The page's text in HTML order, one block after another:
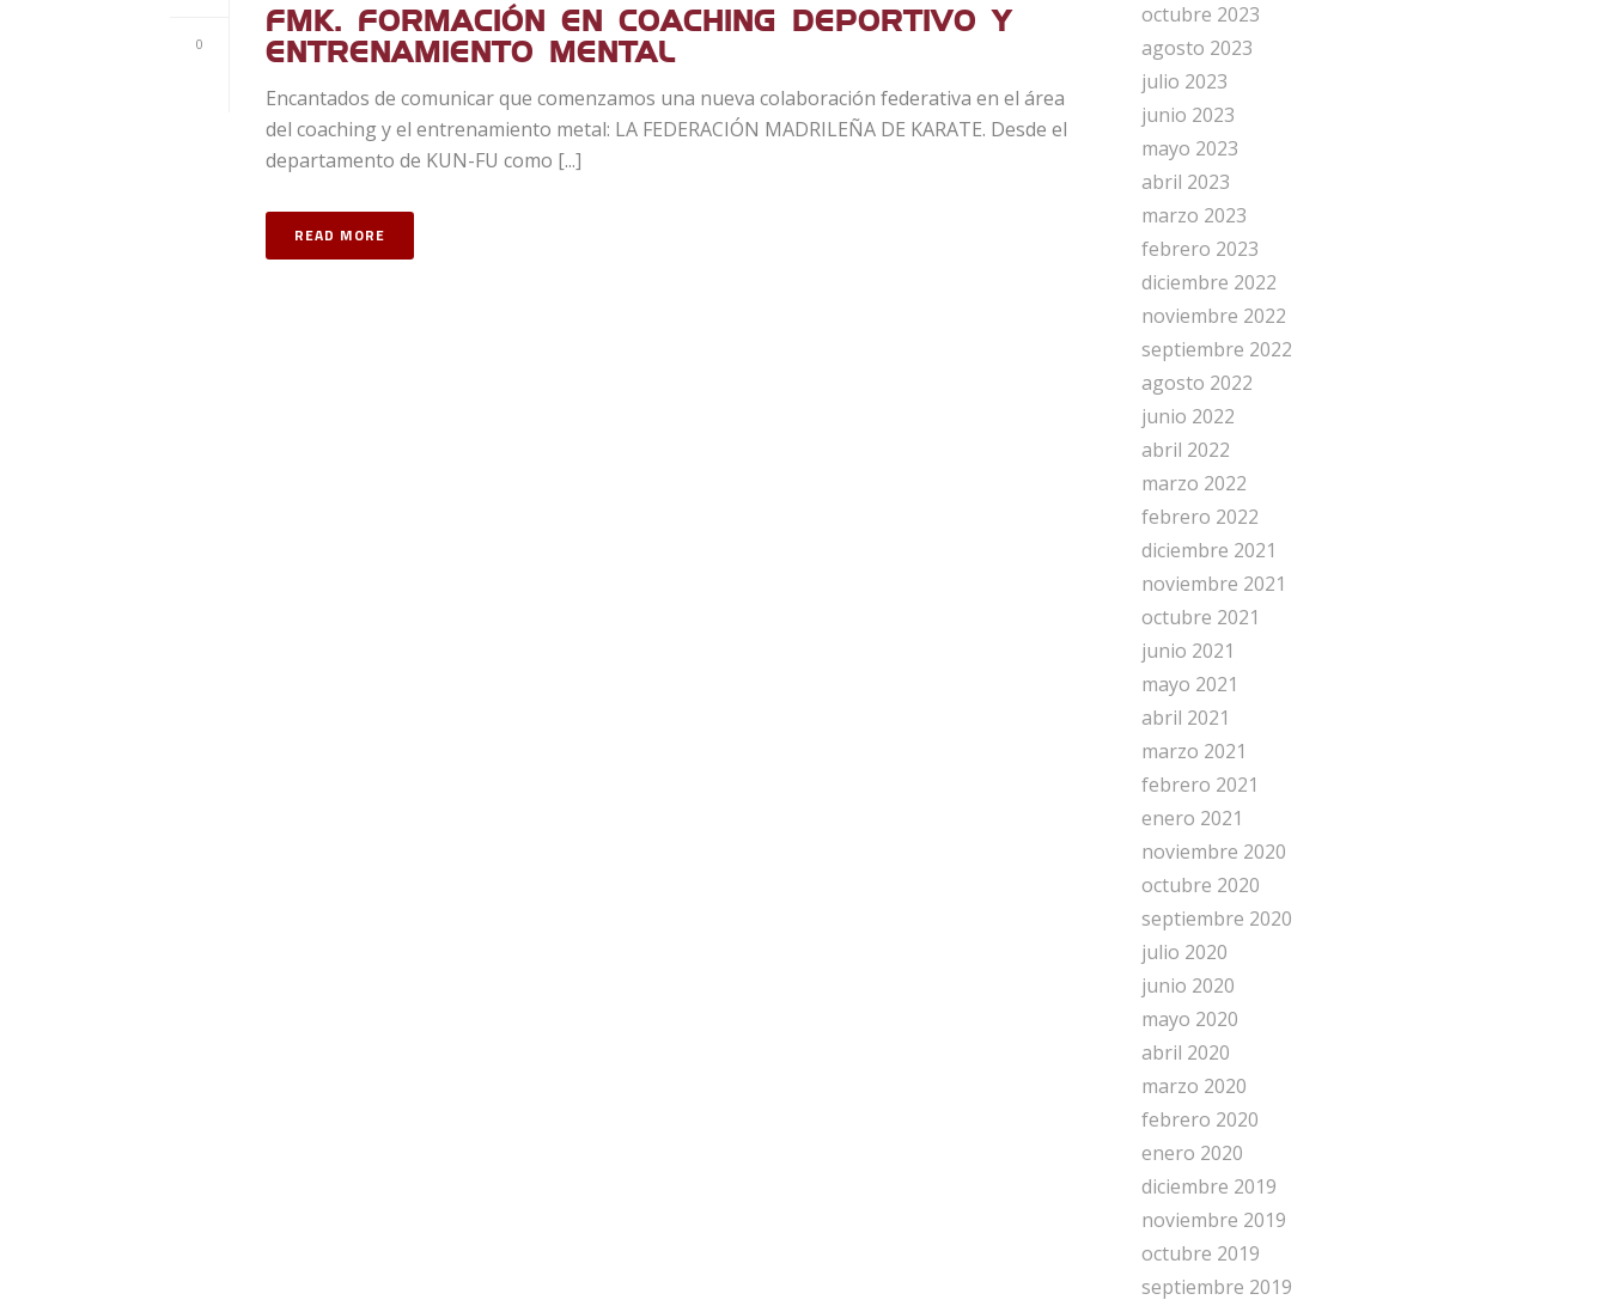
0
FMK. FORMACIÓN EN COACHING DEPORTIVO Y
ENTRENAMIENTO MENTAL
Encantados de comunicar que comenzamos una nueva colaboración federativa en el área
del coaching y el entrenamiento metal: LA FEDERACIÓN MADRILEÑA DE KARATE. Desde el
departamento de KUN-FU como [...]
READ MORE
octubre 2023
agosto 2023
julio 2023
junio 2023
mayo 2023
abril 2023
marzo 2023
febrero 2023
diciembre 2022
noviembre 2022
septiembre 2022
agosto 2022
junio 2022
abril 2022
marzo 2022
febrero 2022
diciembre 2021
noviembre 2021
octubre 2021
junio 2021
mayo 2021
abril 2021
marzo 2021
febrero 2021
enero 2021
noviembre 2020
octubre 2020
septiembre 2020
julio 2020
junio 2020
mayo 2020
abril 2020
marzo 2020
febrero 2020
enero 2020
diciembre 2019
noviembre 2019
octubre 2019
septiembre 2019